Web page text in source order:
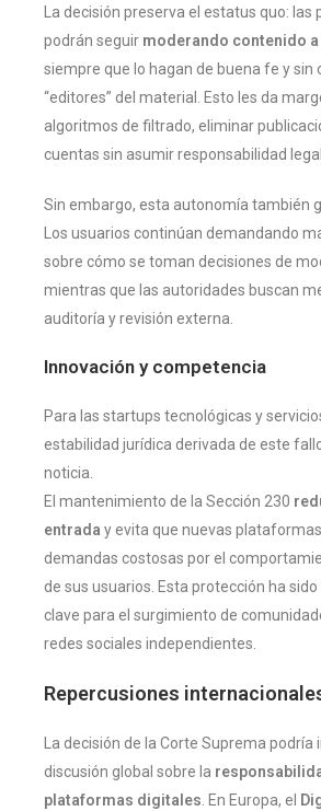
La decisión preserva el estatus quo: las
podrán seguir moderando contenido
siempre que lo hagan de buena fe y sin
“editores” del material. Esto les da
algoritmos de filtrado, eliminar
cuentas sin asumir responsabilidad
Sin embargo, esta autonomía también
Los usuarios continúan demandando
sobre cómo se toman decisiones de
mientras que las autoridades buscan
auditoría y revisión externa.
Innovación y competencia
Para las startups tecnológicas y
estabilidad jurídica derivada de este
noticia.
El mantenimiento de la Sección 230
entrada y evita que nuevas
demandas costosas por el
de sus usuarios. Esta protección ha
clave para el surgimiento de
redes sociales independientes.
Repercusiones
La decisión de la Corte Suprema podría
discusión global sobre la
plataformas digitales . En Europa, el